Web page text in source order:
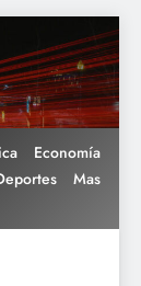
Economía
Mas